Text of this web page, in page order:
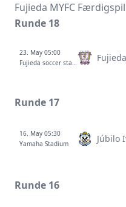
Fujieda MYFC
Runde 18
23. May 05:00
Fujieda soccer stadium
Runde 17
16. May 05:30
Yamaha Stadium
Júbilo
Runde 16